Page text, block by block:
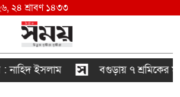
২৪ শ্রাবণ ১৪৩৩
ইসলাম বগুড়ায় ৭ শ্রমিকের মৃত্যু :